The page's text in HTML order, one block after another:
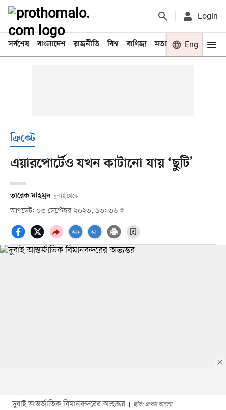
Login
সর্বশেষ বাংলাদেশ রাজনীতি বিশ্ব বাণিজ্য মতামত খেলা
Eng
ক্রিকেট
এয়ারপোর্টেও যখন কাটানো যায় ‘ছুটি’
তারেক মাহমুদ দুবাই থেকে
আপডেট: ০৩ সেপ্টেম্বর ২০২৩, ১৩: ৩৬
দুবাই আন্তর্জাতিক বিমানবন্দরের অভ্যন্তর ছবি: প্রথম আলো